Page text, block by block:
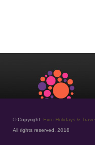
© Copyright: Evro Holidays & Travel
All rights reserved. 2018